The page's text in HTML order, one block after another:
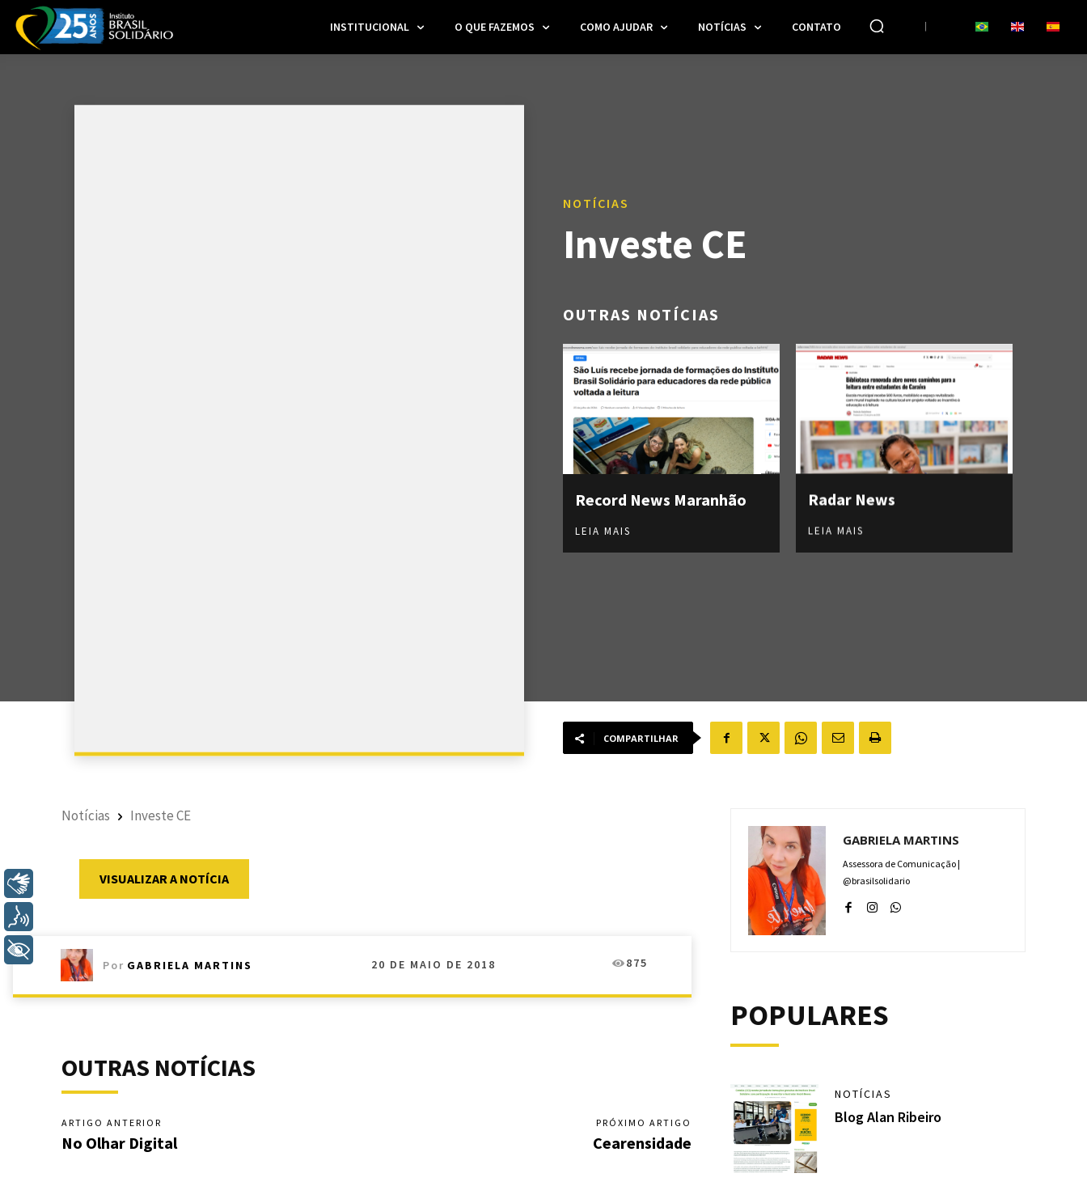
INSTITUCIONAL O QUE FAZEMOS COMO AJUDAR NOTÍCIAS CONTATO
NOTÍCIAS
Investe CE
OUTRAS NOTÍCIAS
Record News Maranhão
LEIA MAIS
Radar News
LEIA MAIS
COMPARTILHAR
Notícias Investe CE
VISUALIZAR A NOTÍCIA
Por GABRIELA MARTINS 20 DE MAIO DE 2018 875
OUTRAS NOTÍCIAS
ARTIGO ANTERIOR
No Olhar Digital
PRÓXIMO ARTIGO
Cearensidade
GABRIELA MARTINS
Assessora de Comunicação |
@brasilsolidario
POPULARES
NOTÍCIAS
Blog Alan Ribeiro
+ Acessibilidade